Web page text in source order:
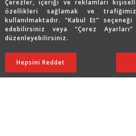
Çerezler, içeriği ve reklamları
özellikleri sağlamak ve
kullanılmaktadır. “Kabul Et”
edebilirsiniz veya “Çerez
düzenleyebilirsiniz.
Hepsini Reddet
Copyright © 2026 Assos Pırlanta -